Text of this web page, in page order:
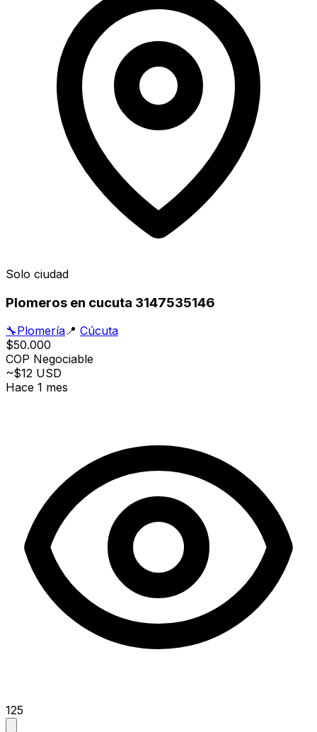
Solo ciudad
Plomeros en cucuta 3147535146
🔧Plomería📍 Cúcuta
$50.000
COP Negociable
~$12 USD
Hace 1 mes
125